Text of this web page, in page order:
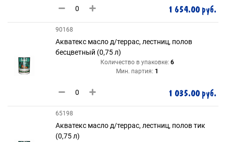
1 654.00 руб.
90168
Акватекс масло д/террас, лестниц, полов
бесцветный (0,75 л)
Количество в упаковке: 6
Мин. партия: 1
1 035.00 руб.
65198
Акватекс масло д/террас, лестниц, полов тик
(0,75 л)